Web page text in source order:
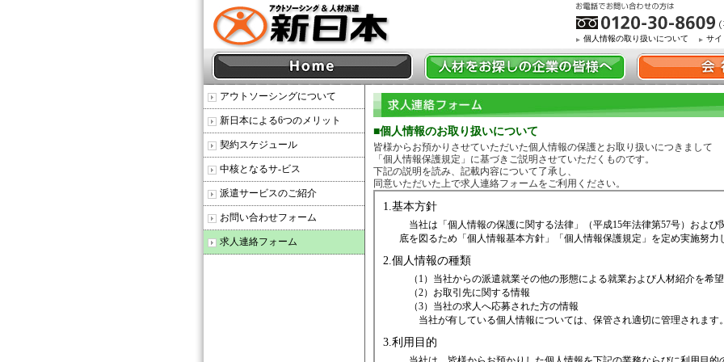
個人情報の取り扱いについて サイ
アウトソーシングについて
新日本による6つのメリット
契約スケジュール
中核となるサ-ビス
派遣サービスのご紹介
お問い合わせフォーム
求人連絡フォーム
■個人情報のお取り扱いについて
皆様からお預かりさせていただいた個人情報の保護とお取り扱いにつきまして
「個人情報保護規定」に基づきご説明させていただくものです。
下記の説明を読み、記載内容について了承し、
同意いただいた上で求人連絡フォームをご利用ください。